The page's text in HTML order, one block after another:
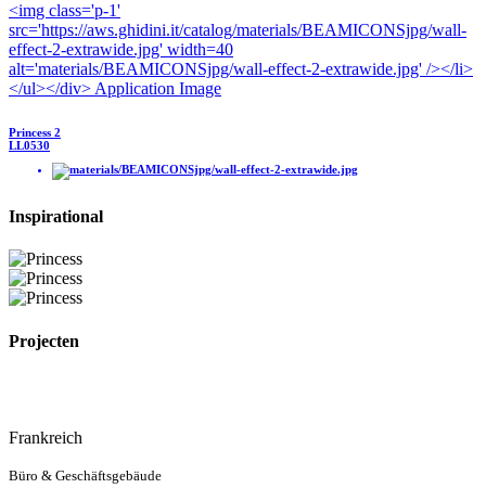
Princess 2
LL0530
Inspirational
Projecten
Frankreich
Büro & Geschäftsgebäude